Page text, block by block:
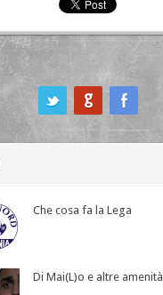
Che cosa fa la Lega
Di Mai(L)o e altre amenità